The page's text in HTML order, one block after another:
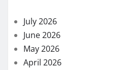
July 2026
June 2026
May 2026
April 2026